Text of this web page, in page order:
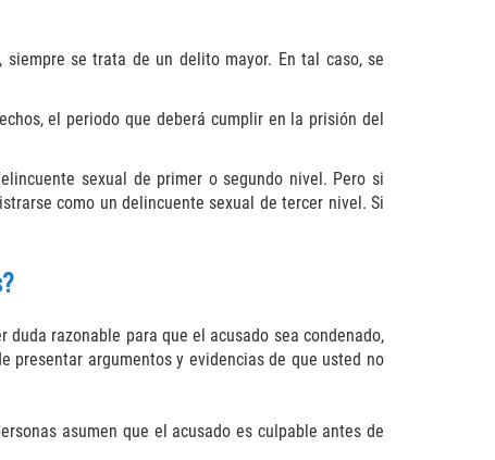
se trata de un delito mayor. En tal caso, se
el periodo que deberá cumplir en la prisión del
sexual de primer o segundo nivel. Pero si
como un delincuente sexual de tercer nivel. Si
razonable para que el acusado sea condenado,
presentar argumentos y evidencias de que usted no
asumen que el acusado es culpable antes de